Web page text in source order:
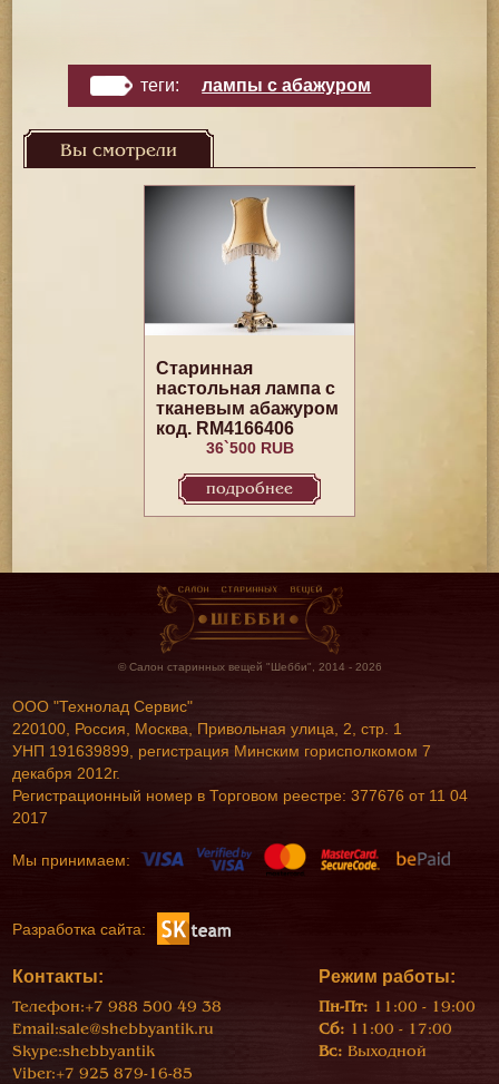
теги: лампы с абажуром
Вы смотрели
Старинная
настольная лампа с
тканевым абажуром
код. RM4166406
36`500 RUB
подробнее
© Салон старинных вещей "Шебби", 2014 - 2026
ООО "Технолад Сервис"
220100, Россия, Москва, Привольная улица, 2, стр. 1
УНП 191639899, регистрация Минским горисполкомом 7
декабря 2012г.
Регистрационный номер в Торговом реестре: 377676 от 11 04
2017
Мы принимаем:
Разработка сайта:
Контакты:
Телефон:+7 988 500 49 38
Email:sale@shebbyantik.ru
Skype:shebbyantik
Viber:+7 925 879-16-85
Режим работы:
Пн-Пт: 11:00 - 19:00
Сб: 11:00 - 17:00
Вс: Выходной